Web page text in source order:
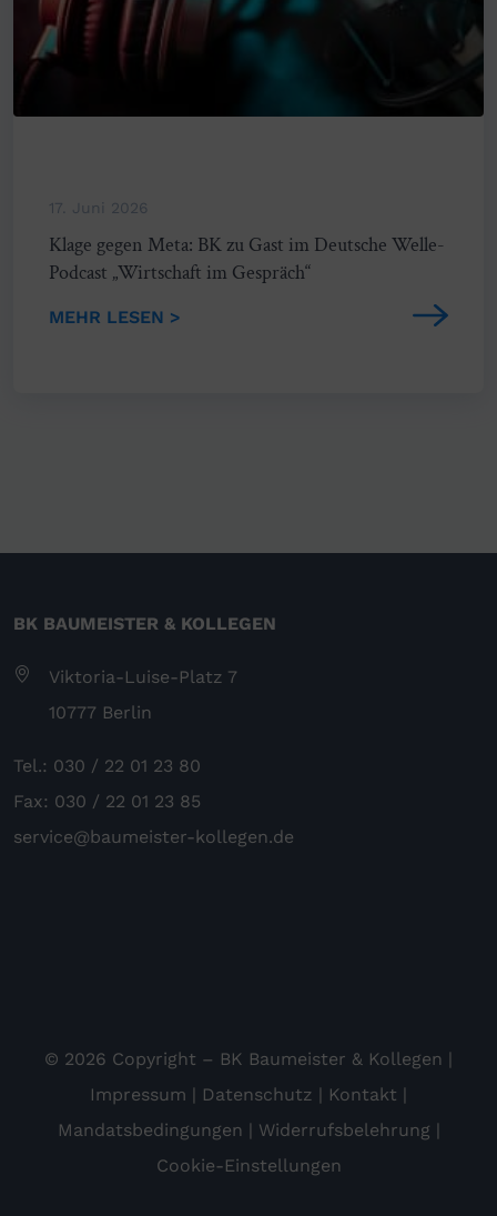
17. Juni 2026
Klage gegen Meta: BK zu Gast im Deutsche Welle-
Podcast „Wirtschaft im Gespräch“
MEHR LESEN >
BK BAUMEISTER & KOLLEGEN
Viktoria-Luise-Platz 7
10777 Berlin
Tel.: 030 / 22 01 23 80
Fax: 030 / 22 01 23 85
service@baumeister-kollegen.de
© 2026 Copyright – BK Baumeister & Kollegen |
Impressum | Datenschutz | Kontakt |
Mandatsbedingungen | Widerrufsbelehrung |
Cookie-Einstellungen